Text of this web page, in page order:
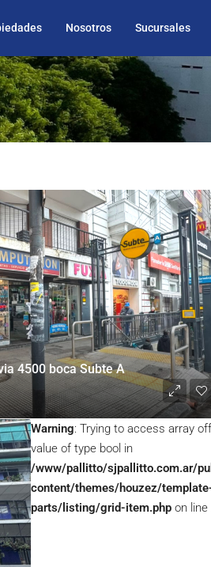
Nosotros Sucursales
4500 boca Subte A
Warning: Trying to access array
value of type bool in
/www/pallitto/sjpallitto.com.ar/
content/themes/houzez/
parts/listing/grid-item.php on line